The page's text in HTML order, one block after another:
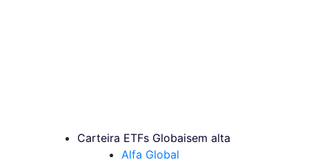
Carteira ETFs Globaisem alta
Alfa Global